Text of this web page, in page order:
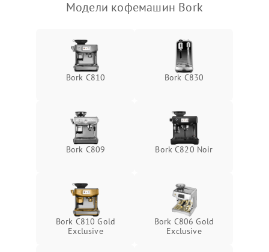
Модели кофемашин Bork
Bork C810 Bork C830
Bork C809 Bork C820 Noir
Bork C810 Gold
Exclusive
Bork C806 Gold
Exclusive